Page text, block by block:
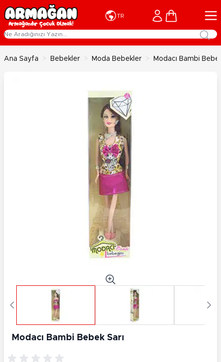
İçeriğe geç
TR Cart
Ana Sayfa > Bebekler > Moda Bebekler > Modacı Bambi
Modacı Bambi Bebek Sarı